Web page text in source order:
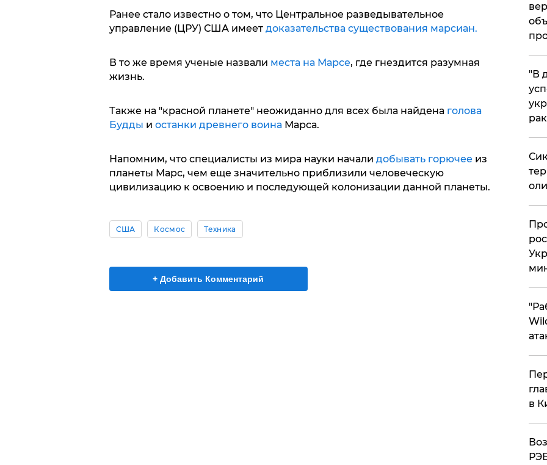
Ранее стало известно о том, что Центральное разведывательное
управление (ЦРУ) США имеет доказательства существования марсиан.
В то же время ученые назвали места на Марсе, где гнездится разумная
жизнь.
Также на "красной планете" неожиданно для всех была найдена голова
Будды и останки древнего воинаМарса.
Напомним, что специалисты из мира науки начали добывать горючееиз
планеты Марс, чем еще значительно приблизили человеческую
цивилизацию к освоению и последующей колонизации данной планеты.
США Космос Техника
+ Добавить Комментарий
​"В
в